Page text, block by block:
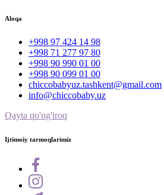
Aloqa
+998 97 424 14 98
+998 71 277 97 80
+998 90 990 01 00
+998 90 099 01 00
chiccobabyuz.tashkent@gmail.com
info@chiccobaby.uz
Qayta qo'ng'iroq
Ijtimoiy tarmoqlarimiz